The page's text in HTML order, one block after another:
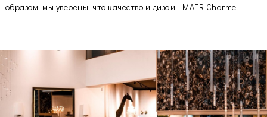
образом, мы уверены, что качество и дизайн MAER Charme